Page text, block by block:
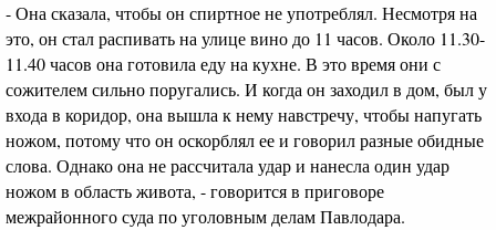
- Она сказала, чтобы он спиртное не употреблял. Несмотря на
это, он стал распивать на улице вино до 11 часов. Около 11.30-
11.40 часов она готовила еду на кухне. В это время они с
сожителем сильно поругались. И когда он заходил в дом, был у
входа в коридор, она вышла к нему навстречу, чтобы напугать
ножом, потому что он оскорблял ее и говорил разные обидные
слова. Однако она не рассчитала удар и нанесла один удар
ножом в область живота, - говорится в приговоре
межрайонного суда по уголовным делам Павлодара.